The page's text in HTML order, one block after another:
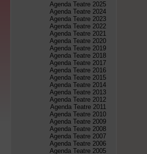
Agenda Teatre 2025
Agenda Teatre 2024
Agenda Teatre 2023
Agenda Teatre 2022
Agenda Teatre 2021
Agenda Teatre 2020
Agenda Teatre 2019
Agenda Teatre 2018
Agenda Teatre 2017
Agenda Teatre 2016
Agenda Teatre 2015
Agenda Teatre 2014
Agenda Teatre 2013
Agenda Teatre 2012
Agenda Teatre 2011
Agenda Teatre 2010
Agenda Teatre 2009
Agenda Teatre 2008
Agenda Teatre 2007
Agenda Teatre 2006
Agenda Teatre 2005